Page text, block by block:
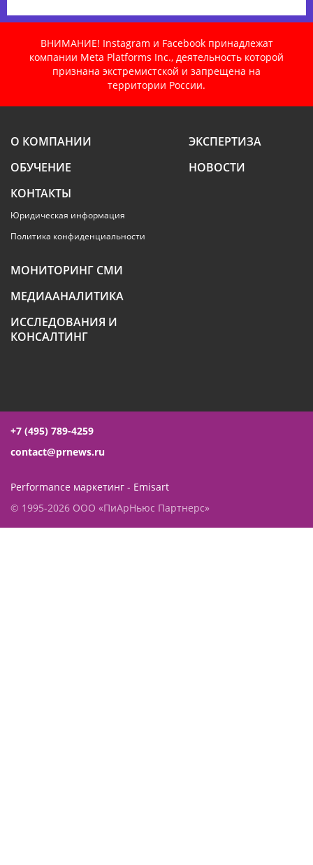
ВНИМАНИЕ! Instagram и Facebook принадлежат
компании Meta Platforms Inc., деятельность которой
признана экстремистской и запрещена на
территории России.
О КОМПАНИИ
ЭКСПЕРТИЗА
ОБУЧЕНИЕ
НОВОСТИ
КОНТАКТЫ
Юридическая информация
Политика конфиденциальности
МОНИТОРИНГ СМИ
МЕДИААНАЛИТИКА
ИССЛЕДОВАНИЯ И
КОНСАЛТИНГ
© 1995-2026 ООО «ПиАрНьюс Партнерс»
+7 (495) 789-4259
contact@prnews.ru
Performance маркетинг - Emisart